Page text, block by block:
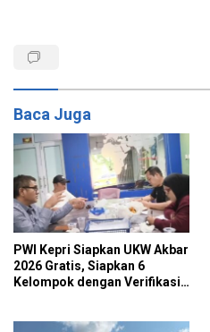
Baca Juga
PWI Kepri Siapkan UKW Akbar
2026 Gratis, Siapkan 6
Kelompok dengan Verifikasi